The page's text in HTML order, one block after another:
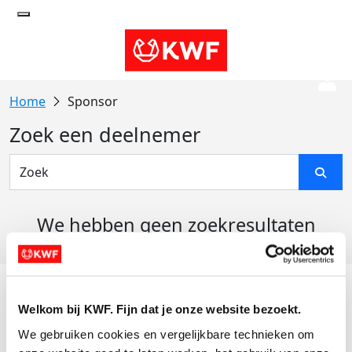
Welkom bij KWF. Fijn dat je onze website bezoekt.
We gebruiken cookies en vergelijkbare technieken om
Sponsor
Zoek een deelnemer
We hebben geen zoekresultaten
Actiematerialen
Evenementen